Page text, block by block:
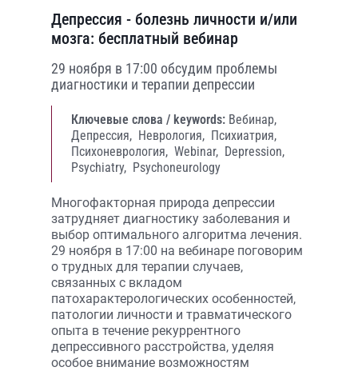
Депрессия - болезнь личности и/или
мозга: бесплатный вебинар
29 ноября в 17:00 обсудим проблемы
диагностики и терапии депрессии
Ключевые слова / keywords: Вебинар,
Депрессия, Неврология, Психиатрия,
Психоневрология, Webinar, Depression,
Psychiatry, Psychoneurology
Многофакторная природа депрессии
затрудняет диагностику заболевания и
выбор оптимального алгоритма лечения.
29 ноября в 17:00 на вебинаре поговорим
о трудных для терапии случаев,
связанных с вкладом
патохарактерологических особенностей,
патологии личности и травматического
опыта в течение рекуррентного
депрессивного расстройства, уделяя
особое внимание возможностям